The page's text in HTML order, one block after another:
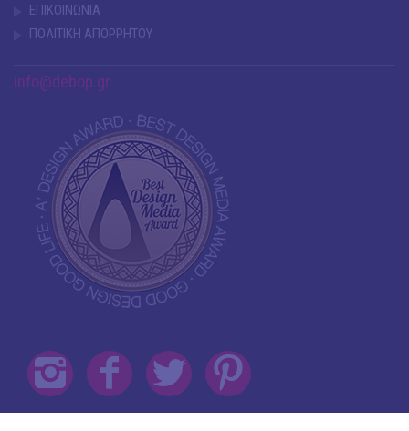
ΕΠΙΚΟΙΝΩΝΙΑ
ΠΟΛΙΤΙΚΗ ΑΠΟΡΡΗΤΟΥ
info@debop.gr